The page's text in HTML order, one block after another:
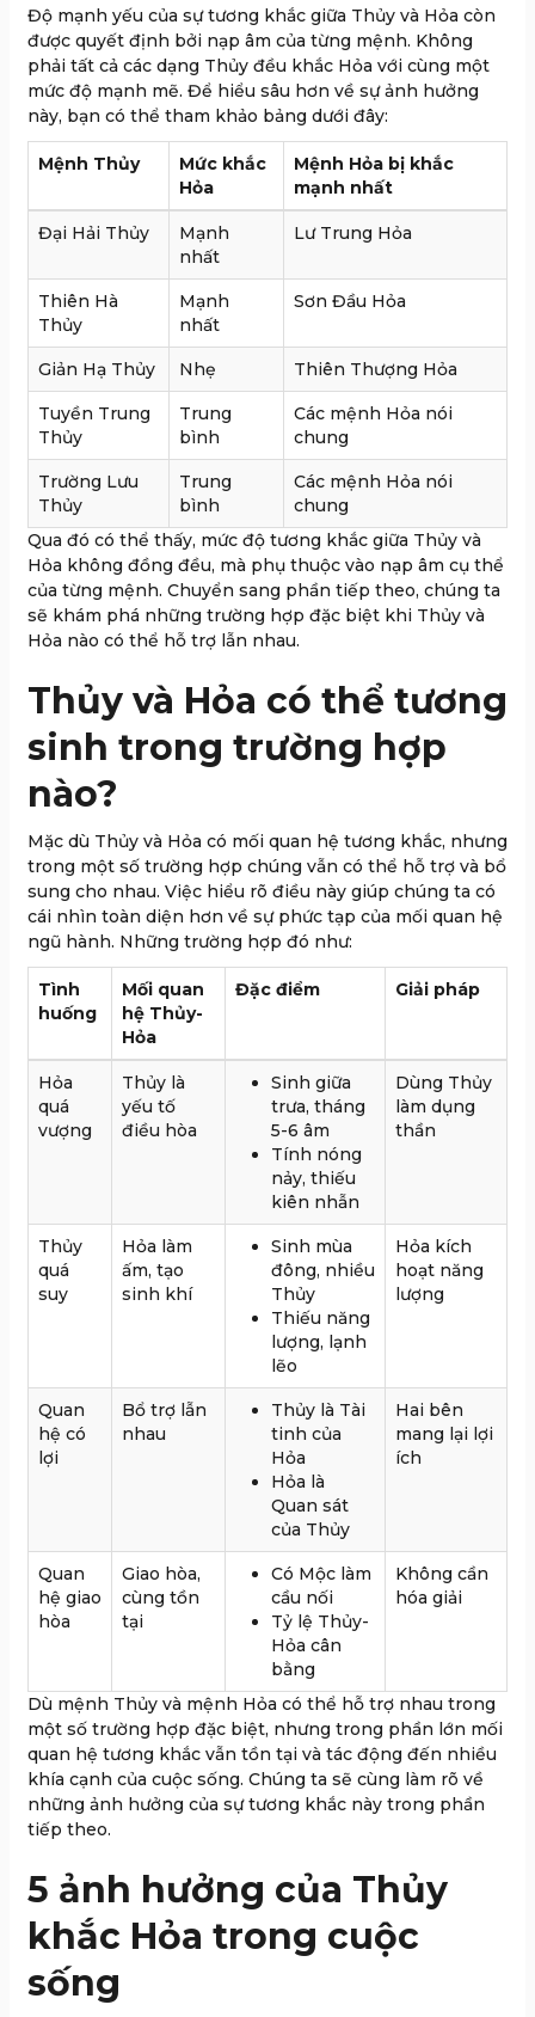
Độ mạnh yếu của sự tương khắc giữa Thủy và Hỏa còn
được quyết định bởi nạp âm của từng mệnh. Không
phải tất cả các dạng Thủy đều khắc Hỏa với cùng một
mức độ mạnh mẽ. Để hiểu sâu hơn về sự ảnh hưởng
này, bạn có thể tham khảo bảng dưới đây:
Mệnh Thủy
Mức khắc
Hỏa
Mệnh Hỏa bị khắc
mạnh nhất
Đại Hải Thủy
Mạnh
nhất
Lư Trung Hỏa
Thiên Hà
Thủy
Mạnh
nhất
Sơn Đầu Hỏa
Giản Hạ Thủy Nhẹ Thiên Thượng Hỏa
Tuyền Trung
Thủy
Trung
bình
Các mệnh Hỏa nói
chung
Trường Lưu
Thủy
Trung
bình
Các mệnh Hỏa nói
chung
Qua đó có thể thấy, mức độ tương khắc giữa Thủy và
Hỏa không đồng đều, mà phụ thuộc vào nạp âm cụ thể
của từng mệnh. Chuyển sang phần tiếp theo, chúng ta
sẽ khám phá những trường hợp đặc biệt khi Thủy và
Hỏa nào có thể hỗ trợ lẫn nhau.
Thủy và Hỏa có thể tương
sinh trong trường hợp
nào?
Mặc dù Thủy và Hỏa có mối quan hệ tương khắc, nhưng
trong một số trường hợp chúng vẫn có thể hỗ trợ và bổ
sung cho nhau. Việc hiểu rõ điều này giúp chúng ta có
cái nhìn toàn diện hơn về sự phức tạp của mối quan hệ
ngũ hành. Những trường hợp đó như:
Tình
huống
Mối quan
hệ Thủy-
Hỏa
Đặc điểm Giải pháp
Hỏa
quá
vượng
Thủy là
yếu tố
điều hòa
Sinh giữa
trưa, tháng
5-6 âm
Tính nóng
nảy, thiếu
kiên nhẫn
Dùng Thủy
làm dụng
thần
Thủy
quá
suy
Hỏa làm
ấm, tạo
sinh khí
Sinh mùa
đông, nhiều
Thủy
Thiếu năng
lượng, lạnh
lẽo
Hỏa kích
hoạt năng
lượng
Quan
hệ có
lợi
Bổ trợ lẫn
nhau
Thủy là Tài
tinh của
Hỏa
Hỏa là
Quan sát
của Thủy
Hai bên
mang lại lợi
ích
Quan
hệ giao
hòa
Giao hòa,
cùng tồn
tại
Có Mộc làm
cầu nối
Tỷ lệ Thủy-
Hỏa cân
bằng
Không cần
hóa giải
Dù mệnh Thủy và mệnh Hỏa có thể hỗ trợ nhau trong
một số trường hợp đặc biệt, nhưng trong phần lớn mối
quan hệ tương khắc vẫn tồn tại và tác động đến nhiều
khía cạnh của cuộc sống. Chúng ta sẽ cùng làm rõ về
những ảnh hưởng của sự tương khắc này trong phần
tiếp theo.
5 ảnh hưởng của Thủy
khắc Hỏa trong cuộc
sống